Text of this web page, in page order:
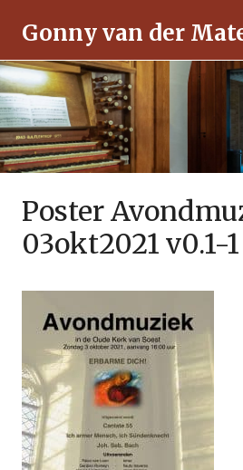
naar
de
inhoud
Gonny van der
Poster
03okt2021 v0.1-1